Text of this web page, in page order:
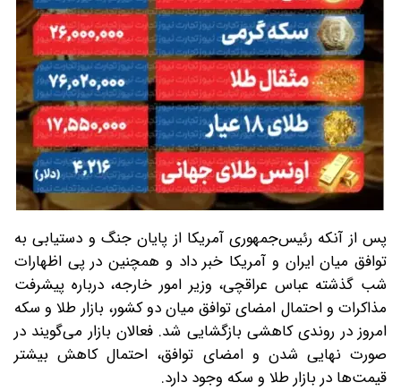
پس از آنکه رئیس‌جمهوری آمریکا از پایان جنگ و دستیابی به
توافق میان ایران و آمریکا خبر داد و همچنین در پی اظهارات
شب گذشته عباس عراقچی، وزیر امور خارجه، درباره پیشرفت
مذاکرات و احتمال امضای توافق میان دو کشور، بازار طلا و سکه
امروز در روندی کاهشی بازگشایی شد. فعالان بازار می‌گویند در
صورت نهایی شدن و امضای توافق، احتمال کاهش بیشتر
قیمت‌ها در بازار طلا و سکه وجود دارد.